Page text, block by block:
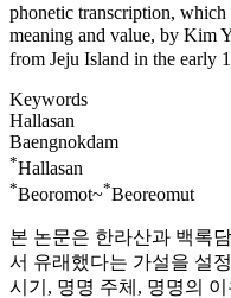
phonetic transcription,
meaning and value, by Kim
from Jeju Island in the early
Keywords
Hallasan
Baengnokdam
*Hallasan
*Beoromot~*Beoreomut
본 논문은 한라산과 백록
서 유래했다는 가설을 설
시기, 명명 주체, 명명의